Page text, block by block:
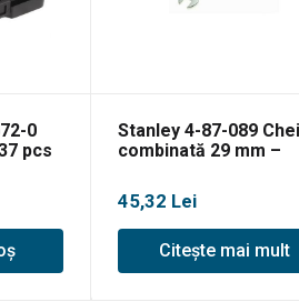
0
pcs
Stanley 4-87-089
combinată 29 mm –
45,32 Lei
Citește mai mult